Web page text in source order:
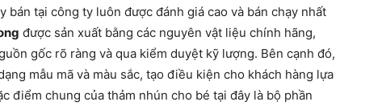
bán tại công ty luôn được đánh giá cao và bán chạy nhất
được sản xuất bằng các nguyên vật liệu chính hãng,
gốc rõ ràng và qua kiểm duyệt kỹ lượng. Bên cạnh đó,
mẫu mã và màu sắc, tạo điều kiện cho khách hàng lựa
điểm chung của thảm nhún cho bé tại đây là bộ phần